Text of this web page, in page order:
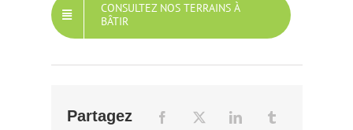
CONSULTEZ NOS TERRAINS À
BÂTIR
Partagez